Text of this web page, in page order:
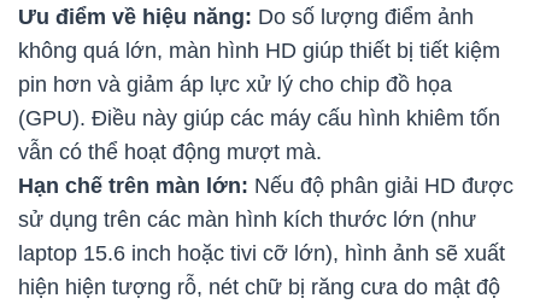
Ưu điểm về hiệu năng: Do số lượng điểm ảnh
không quá lớn, màn hình HD giúp thiết bị tiết kiệm
pin hơn và giảm áp lực xử lý cho chip đồ họa
(GPU). Điều này giúp các máy cấu hình khiêm tốn
vẫn có thể hoạt động mượt mà.
Hạn chế trên màn lớn: Nếu độ phân giải HD được
sử dụng trên các màn hình kích thước lớn (như
laptop 15.6 inch hoặc tivi cỡ lớn), hình ảnh sẽ xuất
hiện hiện tượng rỗ, nét chữ bị răng cưa do mật độ